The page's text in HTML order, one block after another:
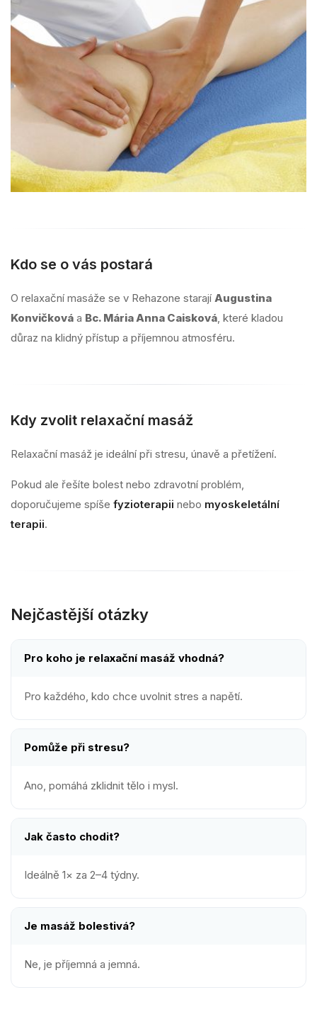
Kdo se o vás postará
O relaxační masáže se v Rehazone starají Augustina
Konvičková a Bc. Mária Anna Caisková, které kladou
důraz na klidný přístup a příjemnou atmosféru.
Kdy zvolit relaxační masáž
Relaxační masáž je ideální při stresu, únavě a přetížení.
Pokud ale řešíte bolest nebo zdravotní problém,
doporučujeme spíše fyzioterapii nebo myoskeletální
terapii.
Nejčastější otázky
Pro koho je relaxační masáž vhodná?
Pro každého, kdo chce uvolnit stres a napětí.
Pomůže při stresu?
Ano, pomáhá zklidnit tělo i mysl.
Jak často chodit?
Ideálně 1× za 2–4 týdny.
Je masáž bolestivá?
Ne, je příjemná a jemná.